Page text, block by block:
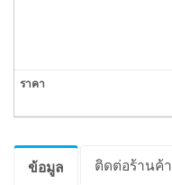
ข้อมูล ติดต่อร้านค้า